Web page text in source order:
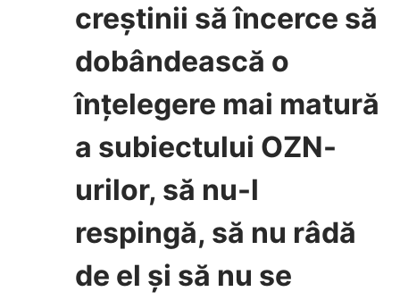
creștinii să încerce să
dobândească o
înțelegere mai matură
a subiectului OZN-
urilor, să nu-l
respingă, să nu râdă
de el și să nu se